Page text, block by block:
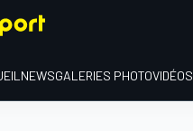
NEWSGALERIES PHOTOVIDÉOS